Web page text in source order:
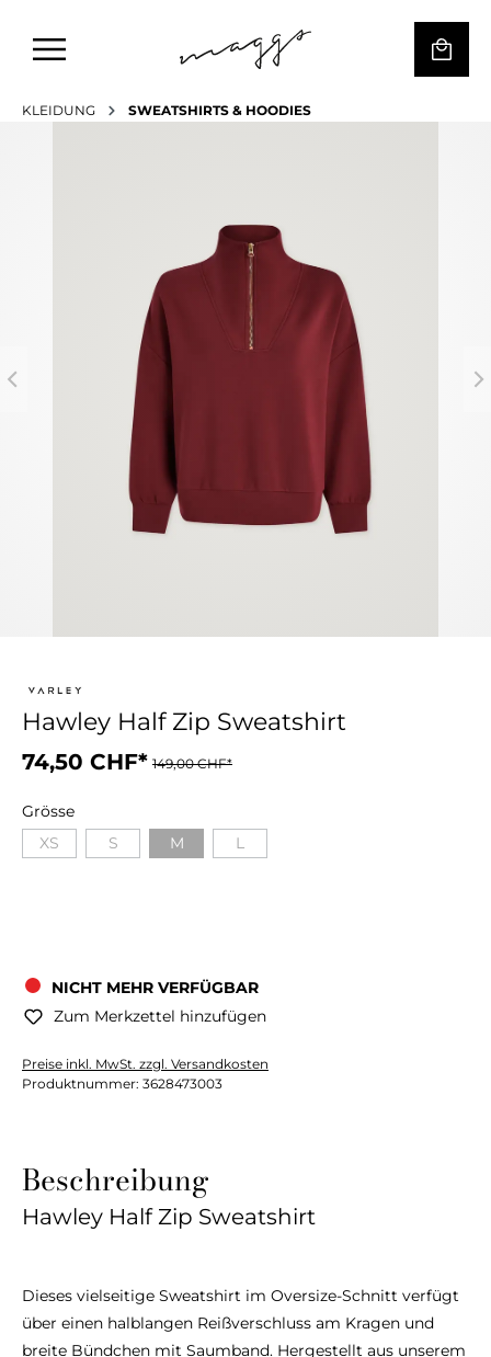
KLEIDUNG SWEATSHIRTS & HOODIES
Hawley Half Zip Sweatshirt
74,50 CHF* 149,00 CHF*
Grösse
XS
S M L
NICHT MEHR VERFÜGBAR
Zum Merkzettel hinzufügen
Preise inkl. MwSt. zzgl. Versandkosten
Produktnummer: 3628473003
Beschreibung
Hawley Half Zip Sweatshirt
Dieses vielseitige Sweatshirt im Oversize-Schnitt verfügt
über einen halblangen Reißverschluss am Kragen und
breite Bündchen mit Saumband. Hergestellt aus unserem